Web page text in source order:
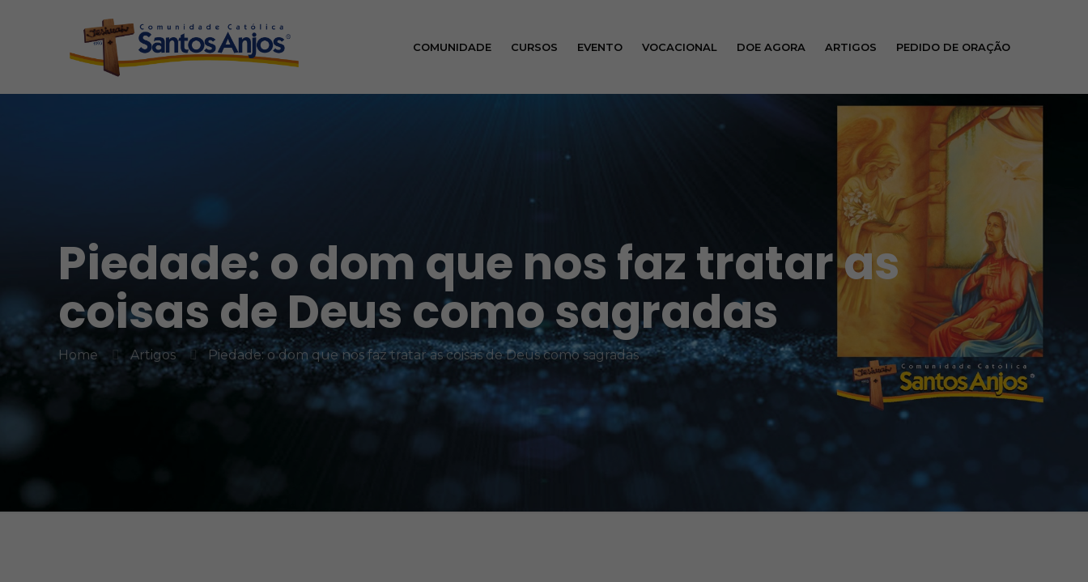
COMUNIDADE CURSOS EVENTO VOCACIONAL DOE AGORA ARTIGOS PEDIDO DE ORAÇÃO
Piedade: o dom que nos faz tratar as
coisas de Deus como sagradas
Home Artigos Piedade: o dom que nos faz tratar as coisas de Deus como sagradas